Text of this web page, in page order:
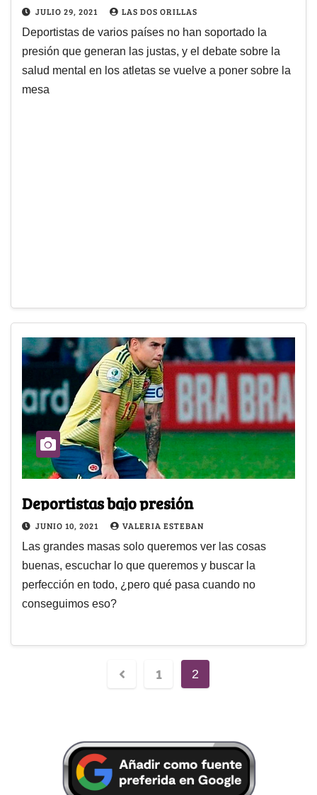
JULIO 29, 2021 LAS DOS ORILLAS
Deportistas de varios países no han soportado la
presión que generan las justas, y el debate sobre la
salud mental en los atletas se vuelve a poner sobre la
mesa
Deportistas bajo presión
JUNIO 10, 2021 VALERIA ESTEBAN
Las grandes masas solo queremos ver las cosas
buenas, escuchar lo que queremos y buscar la
perfección en todo, ¿pero qué pasa cuando no
conseguimos eso?
1 2